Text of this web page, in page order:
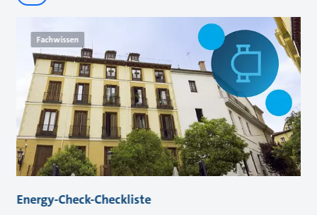
Fachwissen
Energy-Check-Checkliste